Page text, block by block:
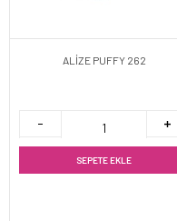
ALİZE PUFFY 262
SEPETE EKLE